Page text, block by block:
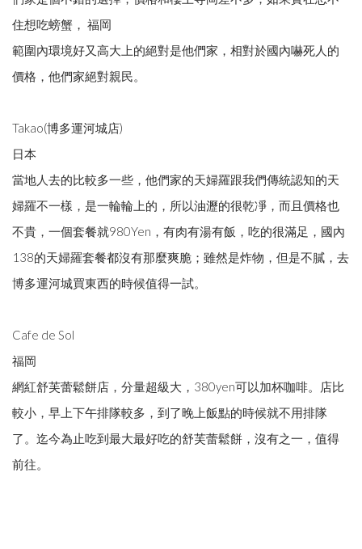
住想吃螃蟹， 福岡
範圍內環境好又高大上的絕對是他們家，相對於國內嚇死人的
價格，他們家絕對親民。
Takao(博多運河城店)
日本
當地人去的比較多一些，他們家的天婦羅跟我們傳統認知的天
婦羅不一樣，是一輪輪上的，所以油瀝的很乾凈，而且價格也
不貴，一個套餐就980Yen，有肉有湯有飯，吃的很滿足，國內
138的天婦羅套餐都沒有那麼爽脆；雖然是炸物，但是不膩，去
博多運河城買東西的時候值得一試。
Cafe de Sol
福岡
網紅舒芙蕾鬆餅店，分量超級大，380yen可以加杯咖啡。店比
較小，早上下午排隊較多，到了晚上飯點的時候就不用排隊
了。迄今為止吃到最大最好吃的舒芙蕾鬆餅，沒有之一，值得
前往。